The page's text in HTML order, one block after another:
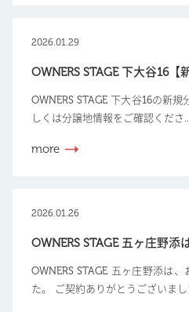
2026.01.29
OWNERS STAGE 下大谷16【
OWNERS STAGE 下大谷16の新
しくは分譲地情報をご確認くださ
more
2026.01.26
OWNERS STAGE 五ヶ庄野添
OWNERS STAGE 五ヶ庄野添は
た。 ご契約ありがとうございまし